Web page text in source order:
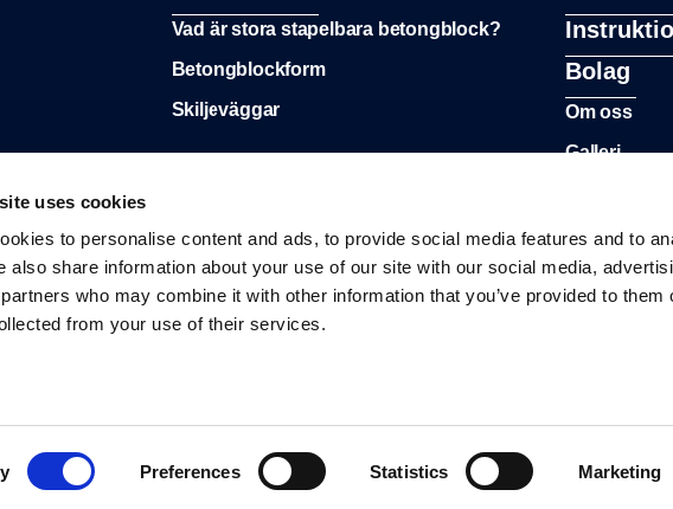
uses cookies
to personalise content and ads, to provide social media features and to
also share information about your use of our site with our social media,
who may combine it with other information that you’ve provided to them
from your use of their services.
Preferences Statistics Marketing
Vad är stora stapelbara betongblock?
Betongblockform
Skiljeväggar
Bolag
Om oss
Galleri
© 2026 All Rights Reserved.